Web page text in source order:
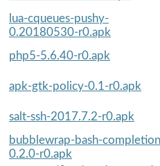
lua-cqueues-pushy-
0.20180530-r0.apk
php5-5.6.40-r0.apk
apk-gtk-policy-0.1-r0.apk
salt-ssh-2017.7.2-r0.apk
bubblewrap-bash-
0.2.0-r0.apk